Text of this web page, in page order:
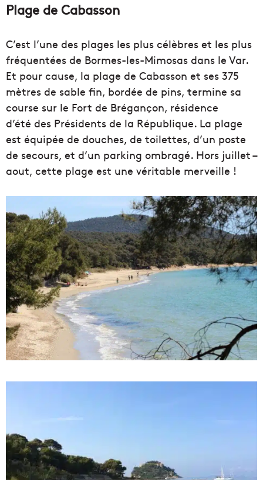
Plage de Cabasson
C’est l’une des plages les plus célèbres et les plus
fréquentées de Bormes-les-Mimosas dans le Var.
Et pour cause, la plage de Cabasson et ses 375
mètres de sable fin, bordée de pins, termine sa
course sur le Fort de Brégançon, résidence
d’été des Présidents de la République. La plage
est équipée de douches, de toilettes, d’un poste
de secours, et d’un parking ombragé. Hors juillet –
aout, cette plage est une véritable merveille !